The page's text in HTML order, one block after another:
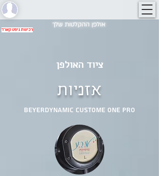
רכישת גיפט קארד
אולפן ההקלטות שלך
ציוד האולפן
אזניות
Beyerdynamic Custome One Pro